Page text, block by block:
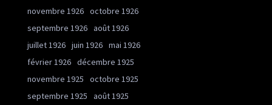
novembre 1926 octobre 1926
septembre 1926 août 1926
juillet 1926 juin 1926 mai 1926
février 1926 décembre 1925
novembre 1925
octobre 1925
septembre 1925
août 1925